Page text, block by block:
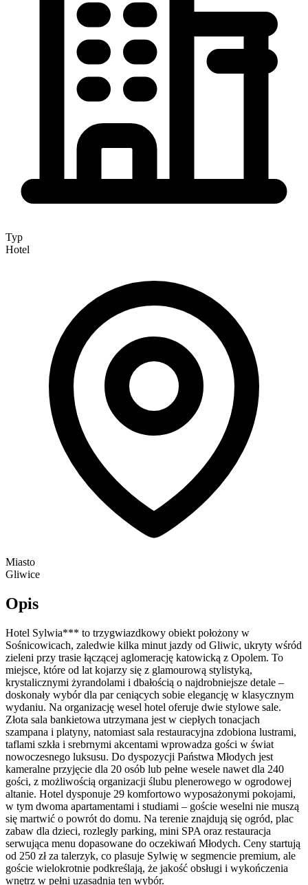
Typ
Hotel
Miasto
Gliwice
Opis
Hotel Sylwia*** to trzygwiazdkowy obiekt położony w
Sośnicowicach, zaledwie kilka minut jazdy od Gliwic, ukryty wśród
zieleni przy trasie łączącej aglomerację katowicką z Opolem. To
miejsce, które od lat kojarzy się z glamourową stylistyką,
krystalicznymi żyrandolami i dbałością o najdrobniejsze detale –
doskonały wybór dla par ceniących sobie elegancję w klasycznym
wydaniu. Na organizację wesel hotel oferuje dwie stylowe sale.
Złota sala bankietowa utrzymana jest w ciepłych tonacjach
szampana i platyny, natomiast sala restauracyjna zdobiona lustrami,
taflami szkła i srebrnymi akcentami wprowadza gości w świat
nowoczesnego luksusu. Do dyspozycji Państwa Młodych jest
kameralne przyjęcie dla 20 osób lub pełne wesele nawet dla 240
gości, z możliwością organizacji ślubu plenerowego w ogrodowej
altanie. Hotel dysponuje 29 komfortowo wyposażonymi pokojami,
w tym dwoma apartamentami i studiami – goście weselni nie muszą
się martwić o powrót do domu. Na terenie znajdują się ogród, plac
zabaw dla dzieci, rozległy parking, mini SPA oraz restauracja
serwująca menu dopasowane do oczekiwań Młodych. Ceny startują
od 250 zł za talerzyk, co plasuje Sylwię w segmencie premium, ale
goście wielokrotnie podkreślają, że jakość obsługi i wykończenia
wnętrz w pełni uzasadnia ten wybór.